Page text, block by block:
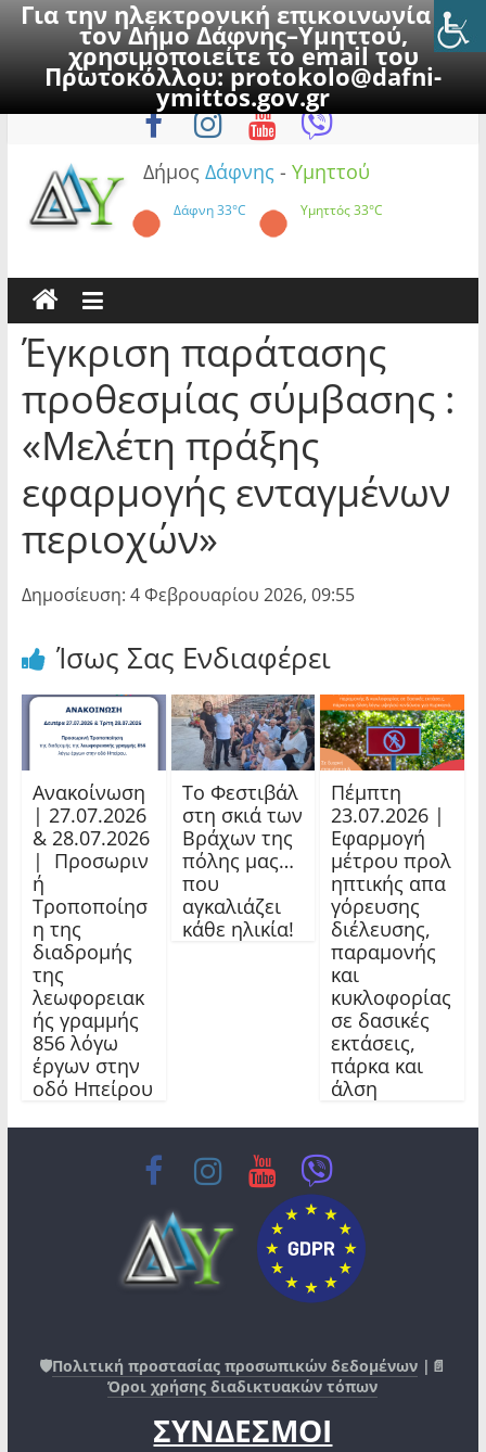
Για την ηλεκτρονική επικοινωνία με
τον Δήμο Δάφνης–Υμηττού,
χρησιμοποιείτε το email του
Πρωτοκόλλου:protokolo@dafni-
ymittos.gov.gr
to
Κυριακή, 9 Αυγούστου 2026
Δήμος Δάφνης - Υμηττού
Δάφνη33°C Υμηττός33°C
Έγκριση παράτασης
προθεσμίας σύμβασης :
«Μελέτη πράξης
εφαρμογής ενταγμένων
περιοχών»
Δημοσίευση: 4 Φεβρουαρίου 2026, 09:55
Ίσως Σας Ενδιαφέρει
Ανακοίνωση
| 27.07.2026
& 28.07.2026
| Προσωριν
ή
Τροποποίησ
η της
διαδρομής
της
λεωφορειακ
ής γραμμής
856 λόγω
έργων στην
οδό Ηπείρου
Το Φεστιβάλ
στη σκιά των
Βράχων της
πόλης μας…
που
αγκαλιάζει
κάθε ηλικία!
Πέμπτη
23.07.2026 |
Εφαρμογή
μέτρου προλ
ηπτικής απα
γόρευσης
διέλευσης,
παραμονής
και
κυκλοφορίας
σε δασικές
εκτάσεις,
πάρκα και
άλση
🛡️Πολιτική προστασίας προσωπικών δεδομένων |📄
Όροι χρήσης διαδικτυακών τόπων
ΣΥΝΔΕΣΜΟΙ